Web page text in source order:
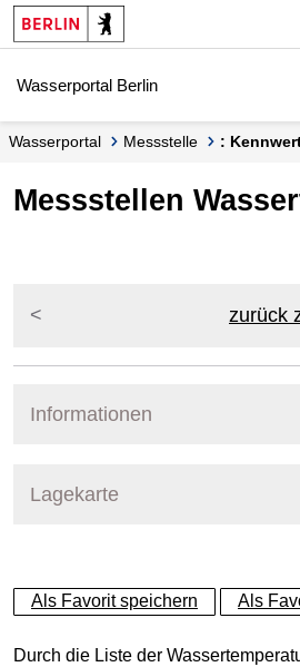
Springe zur Navigation
Springe zum Inhalt
Wasserportal Berlin
Wasserportal Messstelle :
Messstellen
zurück
Informationen
Lagekarte
+
−
Als Favorit speichern Als
Durch die Liste der